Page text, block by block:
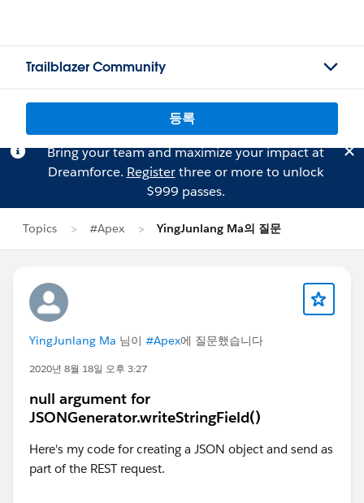
Trailblazer Community
등록
Bring your team and maximize your impact at
Dreamforce. Registerthree or more to unlock
$999 passes.
Topics #Apex YingJunlang Ma의 질문
YingJunlang Ma 님이 #Apex에 질문했습니다
2020년 8월 18일 오후 3:27
null argument for
JSONGenerator.writeStringField()
Here's my code for creating a JSON object and send as
part of the REST request.